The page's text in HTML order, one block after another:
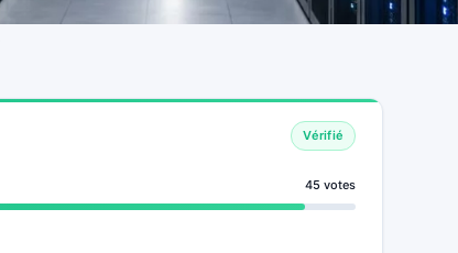
Vérifié
45 votes